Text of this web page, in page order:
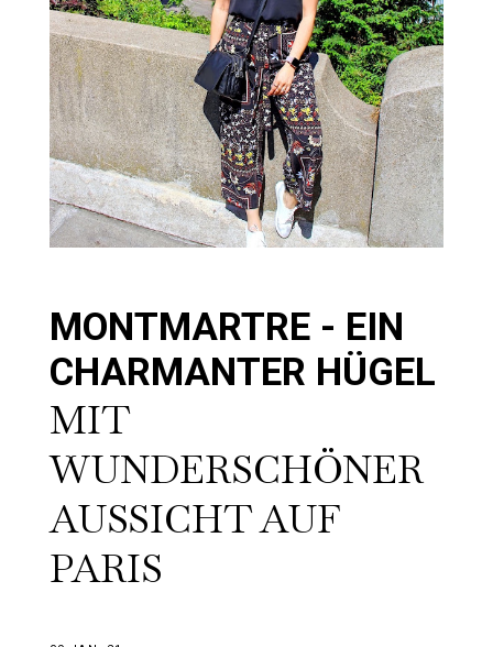
MONTMARTRE - EIN
CHARMANTER HÜGEL
MIT
WUNDERSCHÖNER
AUSSICHT AUF
PARIS